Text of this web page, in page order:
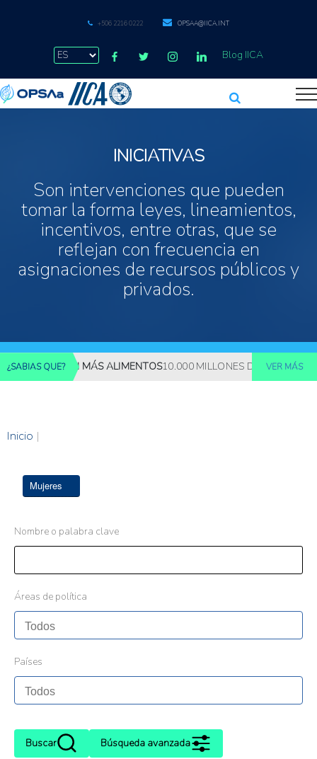
+506 2216 0222 OPSAA@IICA.INT
Blog IICA
INICIATIVAS
Son intervenciones que pueden
tomar la forma leyes, lineamientos,
incentivos, entre otras, que se
reflejan con frecuencia en
asignaciones de recursos públicos y
privados.
¿SABIAS QUE?MÁS ALIMENTOS10.000 MILLONES DE PERSONAS
VER MÁS
Inicio |
Mujeres
Nombre o palabra clave
Áreas de política
Países
Buscar Búsqueda avanzada